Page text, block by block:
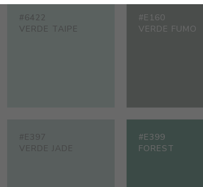
#6422
VERDE TAIPE
#E160
VERDE FUMO
#E397
VERDE JADE
#E399
FOREST